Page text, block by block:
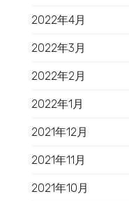
2022年4月
2022年3月
2022年2月
2022年1月
2021年12月
2021年11月
2021年10月